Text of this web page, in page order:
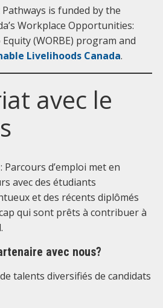
is funded by the
Workplace Opportunities:
(WORBE) program and
Livelihoods Canada.
avec le
Parcours d’emploi met en
avec des étudiants
et des récents diplômés
qui sont prêts à contribuer à
avec nous?
talents diversifiés de candidats